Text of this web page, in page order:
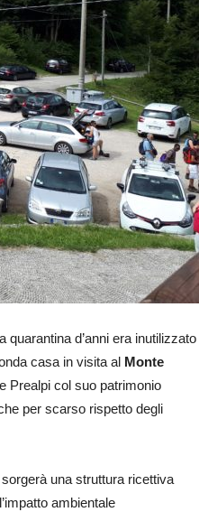
quarantina d’anni era inutilizzato
casa in visita al Monte
Prealpi col suo patrimonio
per scarso rispetto degli
sorgerà una struttura ricettiva
ambientale